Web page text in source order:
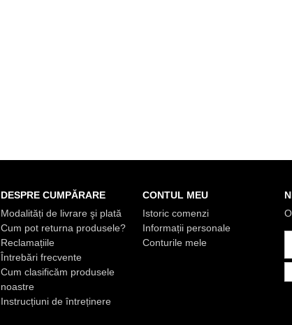
DESPRE CUMPĂRARE
Modalități de livrare şi plată
Cum pot returna produsele?
Reclamațiile
Întrebări frecvente
Cum clasificăm produsele
noastre
Instrucțiuni de întreținere
CONTUL MEU
Istoric comenzi
Informații personale
Conturile mele